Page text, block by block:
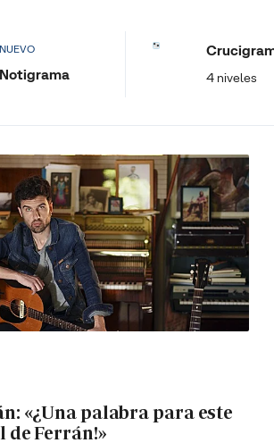
NUEVO
Notigrama 4 niveles
«¿Una palabra para este
de Ferrán!»